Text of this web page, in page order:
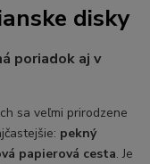
disky
poriadok aj v
sa veľmi prirodzene
pekný
papierová cesta. Je